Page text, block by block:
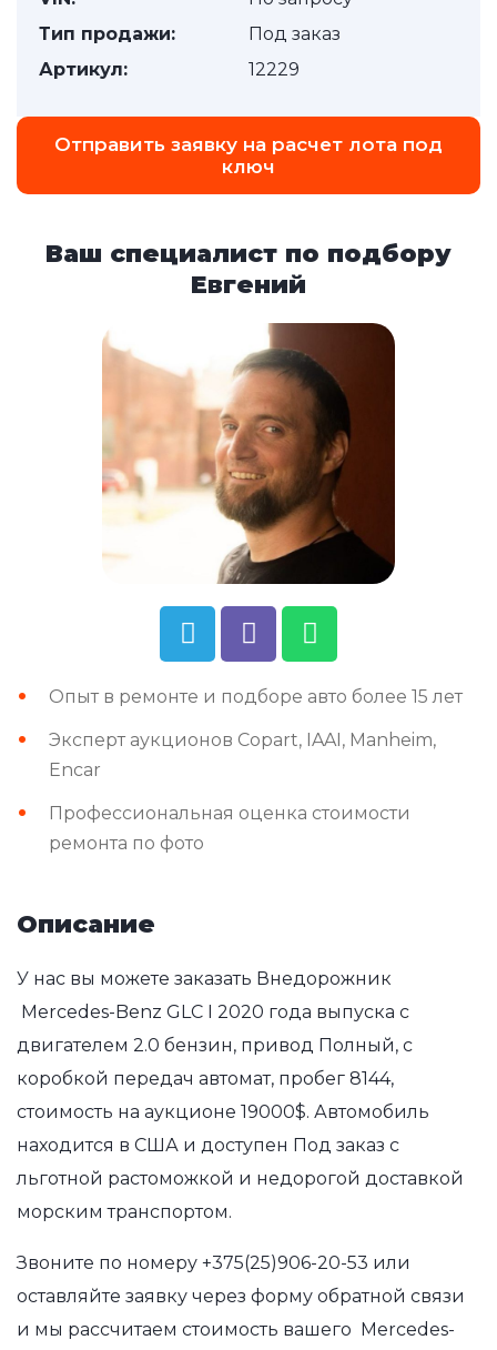
Тип продажи:
Под заказ
Артикул:
12229
Отправить заявку на расчет лота под
ключ
Ваш специалист по подбору
Евгений
Опыт в ремонте и подборе авто более 15 лет
Эксперт аукционов Copart, IAAI, Manheim,
Encar
Профессиональная оценка стоимости
ремонта по фото
Описание
У нас вы можете заказать Внедорожник
Mercedes-Benz GLC I 2020 года выпуска с
двигателем 2.0 бензин, привод Полный, с
коробкой передач автомат, пробег 8144,
стоимость на аукционе 19000$. Автомобиль
находится в США и доступен Под заказ с
льготной растоможкой и недорогой доставкой
морским транспортом.
Звоните по номеру +375(25)906-20-53 или
оставляйте заявку через форму обратной связи
и мы рассчитаем стоимость вашего Mercedes-